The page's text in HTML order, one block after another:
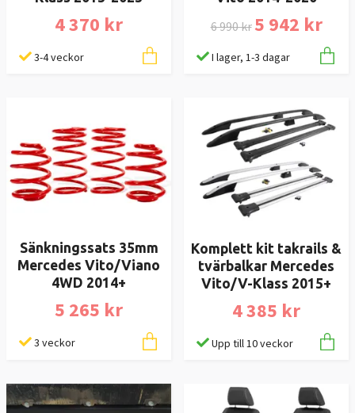
4 370 kr
3-4 veckor
6 990 kr 5 942 kr
I lager, 1-3 dagar
Sänkningssats 35mm
Mercedes Vito/Viano
4WD 2014+
5 265 kr
3 veckor
Komplett kit takrails &
tvärbalkar Mercedes
Vito/V-Klass 2015+
4 385 kr
Upp till 10 veckor